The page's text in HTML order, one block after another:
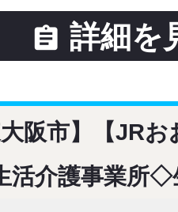
 詳細を
大阪市】【JR
介護事業所◇